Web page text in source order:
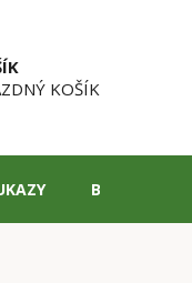
KOŠÍK
BLOG